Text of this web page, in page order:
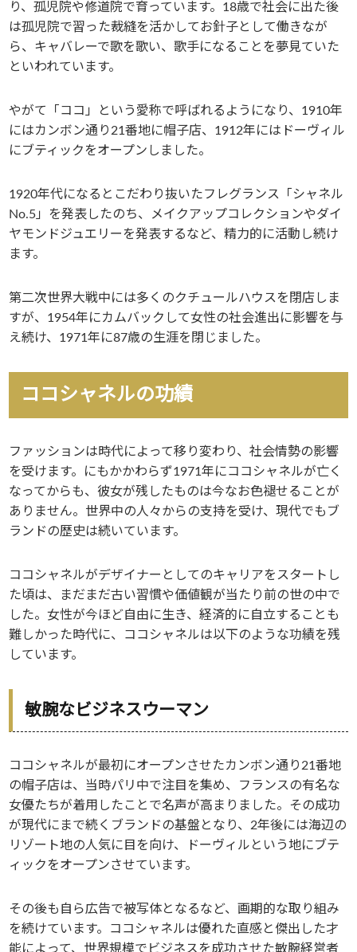
り、孤児院や修道院で育っています。18歳で社会に出た後
は孤児院で習った裁縫を活かしてお針子として働きなが
ら、キャバレーで歌を歌い、歌手になることを夢見ていた
といわれています。
やがて「ココ」という愛称で呼ばれるようになり、1910年
にはカンボン通り21番地に帽子店、1912年にはドーヴィル
にブティックをオープンしました。
1920年代になるとこだわり抜いたフレグランス「シャネル
No.5」を発表したのち、メイクアップコレクションやダイ
ヤモンドジュエリーを発表するなど、精力的に活動し続け
ます。
第二次世界大戦中には多くのクチュールハウスを閉店しま
すが、1954年にカムバックして女性の社会進出に影響を与
え続け、1971年に87歳の生涯を閉じました。
ココシャネルの功績
ファッションは時代によって移り変わり、社会情勢の影響
を受けます。にもかかわらず1971年にココシャネルが亡く
なってからも、彼女が残したものは今なお色褪せることが
ありません。世界中の人々からの支持を受け、現代でもブ
ランドの歴史は続いています。
ココシャネルがデザイナーとしてのキャリアをスタートし
た頃は、まだまだ古い習慣や価値観が当たり前の世の中で
した。女性が今ほど自由に生き、経済的に自立することも
難しかった時代に、ココシャネルは以下のような功績を残
しています。
敏腕なビジネスウーマン
ココシャネルが最初にオープンさせたカンボン通り21番地
の帽子店は、当時パリ中で注目を集め、フランスの有名な
女優たちが着用したことで名声が高まりました。その成功
が現代にまで続くブランドの基盤となり、2年後には海辺の
リゾート地の人気に目を向け、ドーヴィルという地にブテ
ィックをオープンさせています。
その後も自ら広告で被写体となるなど、画期的な取り組み
を続けています。ココシャネルは優れた直感と傑出した才
能によって、世界規模でビジネスを成功させた敏腕経営者